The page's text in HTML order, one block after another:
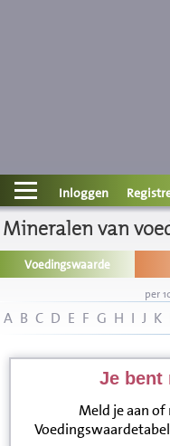
Contact
Informatie
Disclaimer
Inloggen
Mineralen van
Voedingswaarde
per
A B C D E F G H I J K
Je bent
Meld je aan